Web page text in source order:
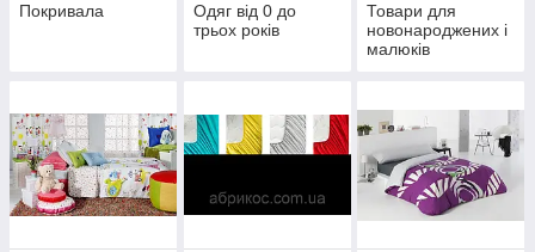
Покривала
Одяг від 0 до
трьох років
Товари для
новонароджених і
малюків